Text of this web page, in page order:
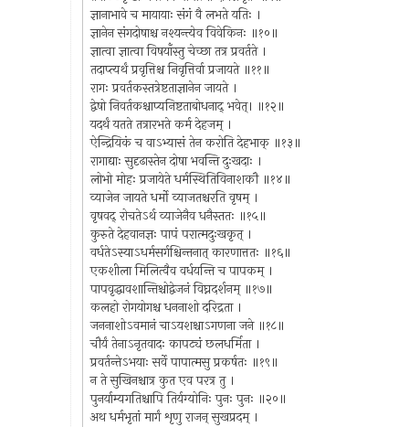
ज्ञानाभावे च मायायाः संगं वै लभते यतिः ।
ज्ञानेन संगदोषाश्च नश्यन्त्येव विवेकिनः ॥१०॥
ज्ञात्वा ज्ञात्वा विषयाँस्तु चेच्छा तत्र प्रवर्तते ।
तदाप्त्यर्थं प्रवृत्तिश्च निवृत्तिर्वा प्रजायते ॥११॥
रागः प्रवर्तकस्तत्रेष्टताज्ञानेन जायते ।
द्वेषो निवर्तकश्चाप्यनिष्टताबोधनाद् भवेत्। ॥१२॥
यदर्थं यतते तत्रारभते कर्म देहजम् ।
ऐन्द्रियिकं च वाऽभ्यासं तेन करोति देहभाक् ॥१३॥
रागाद्याः सुदृढास्तेन दोषा भवन्ति दुःखदाः ।
लोभो मोहः प्रजायेते धर्मस्थितिविनाशकौ ॥१४॥
व्याजेन जायते धर्मो व्याजतश्चरति वृषम् ।
वृषवद् रोचतेऽर्थ व्याजेनैव धनैस्ततः ॥१५॥
कुरुते देहवानज्ञः पापं परात्मदुःखकृत् ।
वर्धतेऽस्याऽधर्मसर्गश्चिन्तनात् कारणात्ततः ॥१६॥
एकशीला मिलित्वैव वर्धयन्ति च पापकम् ।
पापवृद्धावशान्तिश्चोद्वेजनं विघ्नदर्शनम् ॥१७॥
कलहो रोगयोगश्च धननाशो दरिद्रता ।
जननाशोऽवमानं चाऽयशश्चाऽगणना जने ॥१८॥
चौर्यं तेनाऽनृतवादः कापट्यं छलधर्मिता ।
प्रवर्तन्तेऽभयाः सर्वे पापात्मसु प्रकर्षतः ॥१९॥
न ते सुखिनश्चात्र कुत एव परत्र तु ।
पुनर्याम्यगतिश्चापि तिर्यग्योनिः पुनः पुनः ॥२०॥
अथ धर्मभृतां मार्गं शृणु राजन् सुखप्रदम् ।